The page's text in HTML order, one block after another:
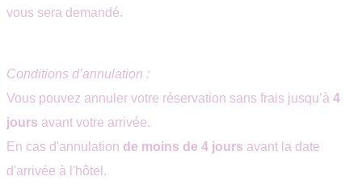
vous sera demandé.
Conditions d’annulation :
Vous pouvez annuler votre réservation sans frais jusqu’à 4
jours avant votre arrivée.
En cas d'annulation de moins de 4 jours avant la date
d'arrivée à l'hôtel.